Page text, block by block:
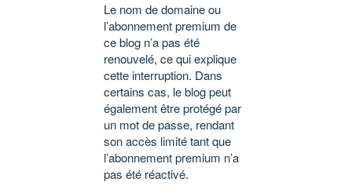
Le nom de domaine ou
l’abonnement premium de
ce blog n’a pas été
renouvelé, ce qui explique
cette interruption. Dans
certains cas, le blog peut
également être protégé par
un mot de passe, rendant
son accès limité tant que
l’abonnement premium n’a
pas été réactivé.